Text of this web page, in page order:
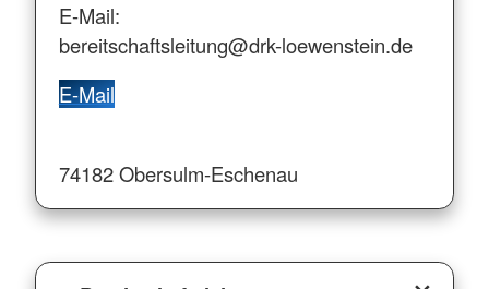
E-Mail:
bereitschaftsleitung@drk-loewenstein.de
E-Mail
74182 Obersulm-Eschenau